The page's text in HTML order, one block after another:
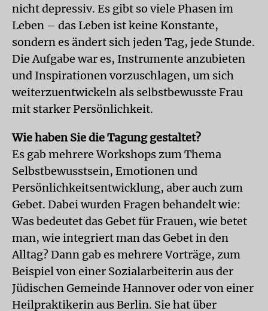
nicht depressiv. Es gibt so viele Phasen im
Leben – das Leben ist keine Konstante,
sondern es ändert sich jeden Tag, jede Stunde.
Die Aufgabe war es, Instrumente anzubieten
und Inspirationen vorzuschlagen, um sich
weiterzuentwickeln als selbstbewusste Frau
mit starker Persönlichkeit.
Wie haben Sie die Tagung gestaltet?
Es gab mehrere Workshops zum Thema
Selbstbewusstsein, Emotionen und
Persönlichkeitsentwicklung, aber auch zum
Gebet. Dabei wurden Fragen behandelt wie:
Was bedeutet das Gebet für Frauen, wie betet
man, wie integriert man das Gebet in den
Alltag? Dann gab es mehrere Vorträge, zum
Beispiel von einer Sozialarbeiterin aus der
Jüdischen Gemeinde Hannover oder von einer
Heilpraktikerin aus Berlin. Sie hat über